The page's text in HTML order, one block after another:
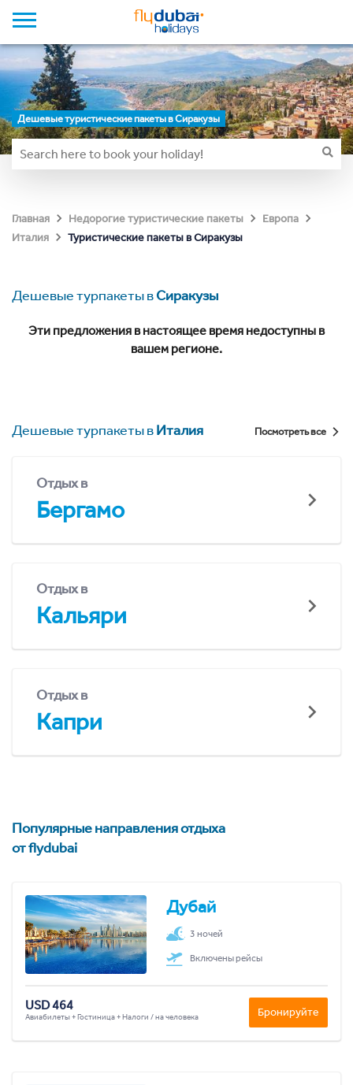
Дешевые туристические пакеты в Сиракузы
Главная Недорогие туристические пакеты
Европа
Италия
Туристические пакеты в Сиракузы
Дешевые турпакеты вСиракузы
Эти предложения в настоящее время недоступны в
вашем регионе.
Дешевые турпакеты вИталия Посмотреть все
Отдых в
Бергамо
Отдых в
Кальяри
Отдых в
Капри
Популярные направления отдыха
от flydubai
Дубай
3 ночей
Включены рейсы
USD 464
Авиабилеты + Гостиница + Налоги / на человека Бронируйте